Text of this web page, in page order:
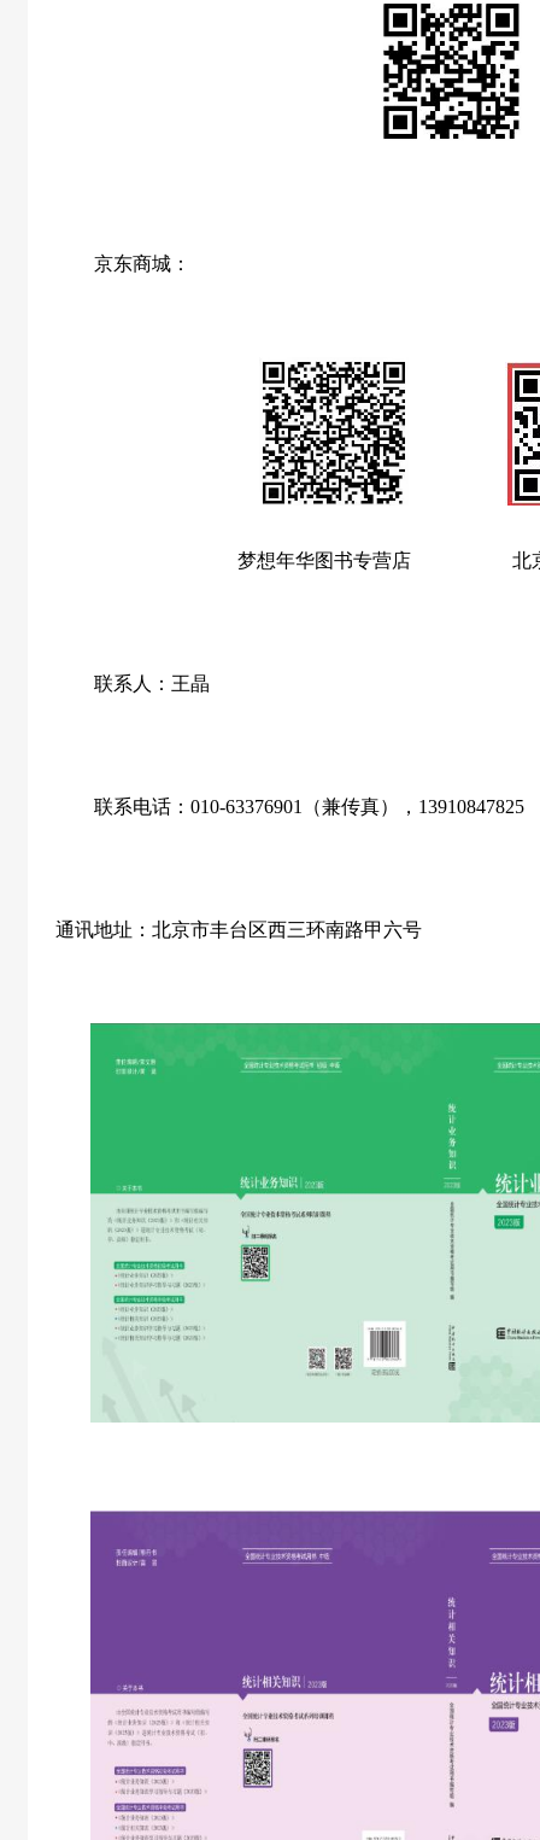
京东商城：
梦想年华图书专营店 北
联系人：王晶
联系电话：010-63376901（兼传真），13910847825
通讯地址：北京市丰台区西三环南路甲六号